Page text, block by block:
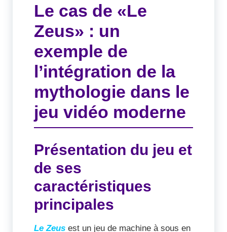
Le cas de «Le
Zeus» : un
exemple de
l’intégration de la
mythologie dans le
jeu vidéo moderne
Présentation du jeu et
de ses
caractéristiques
principales
Le Zeus est un jeu de machine à sous en